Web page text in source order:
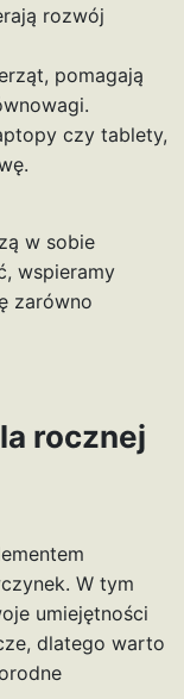
rozwój
pomagają
czy tablety,
w sobie
wspieramy
zarówno
rocznej
W tym
umiejętności
dlatego warto